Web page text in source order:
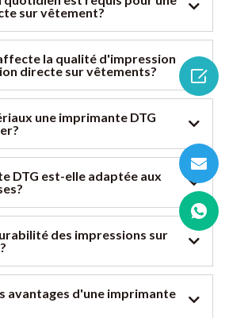
sur vêtement?
la qualité d'impression
directe sur vêtements?
une imprimante DTG
DTG est-elle adaptée aux
des impressions sur
avantages d'une imprimante
